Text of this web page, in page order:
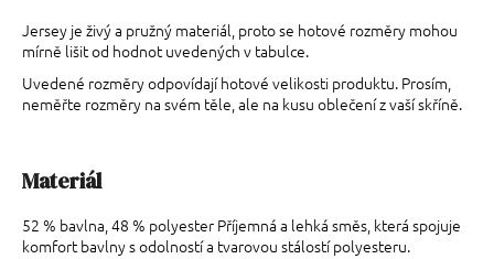
Jersey je živý a pružný materiál, proto se hotové rozměry mohou
mírně lišit od hodnot uvedených v tabulce.
Uvedené rozměry odpovídají hotové velikosti produktu. Prosím,
neměřte rozměry na svém těle, ale na kusu oblečení z vaší skříně.
Materiál
52 % bavlna, 48 % polyester Příjemná a lehká směs, která spojuje
komfort bavlny s odolností a tvarovou stálostí polyesteru.